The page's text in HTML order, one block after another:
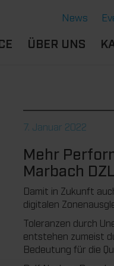
News
THERMOFORMEN
ÜBER UNS
7. Januar 2022
Mehr
Marbach
Damit in Zukunft
digitalen
Toleranzen durch
entstehen zumeist
Bedeutung für die